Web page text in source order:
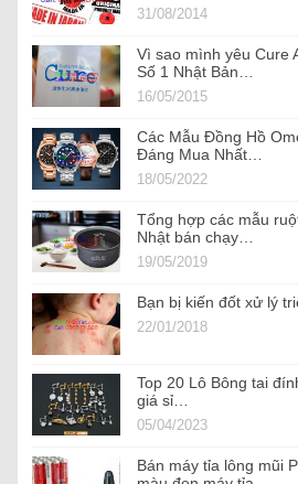
31/08/2014
Vì sao mình yêu Cure
Số 1 Nhật Bản…
16/05/2015
Các Mẫu Đồng Hồ
Đáng Mua Nhất…
18/05/2022
Tổng hợp các mẫu
Nhật bán chạy…
19/05/2019
Bạn bị kiến đốt xử lý
22/01/2018
Top 20 Lô Bông tai
giá sỉ…
05/04/2023
Bán máy tỉa lông mũi